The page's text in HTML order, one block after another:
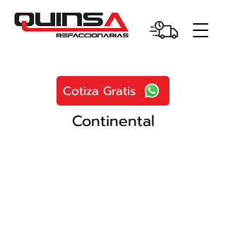
Cotiza Gratis
Continental